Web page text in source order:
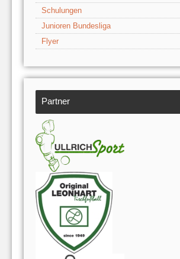
Schulungen
Junioren Bundesliga
Flyer
Partner